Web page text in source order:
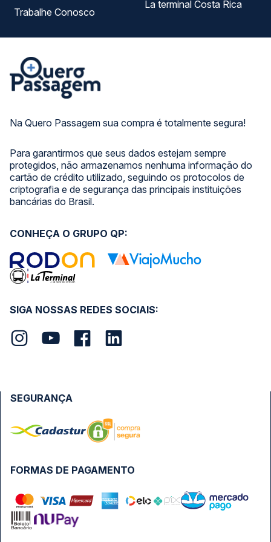
Na Quero Passagem sua compra é totalmente segura!
Para garantirmos que seus dados estejam sempre
protegidos, não armazenamos nenhuma informação do
cartão de crédito utilizado, seguindo os protocolos de
criptografia e de segurança das principais instituições
bancárias do Brasil.
Trabalhe Conosco
La terminal Costa Rica
SIGA NOSSAS REDES SOCIAIS:
CONHEÇA O GRUPO QP:
FORMAS DE PAGAMENTO
SEGURANÇA